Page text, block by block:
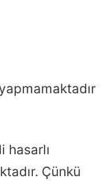
hasarlı
Çünkü